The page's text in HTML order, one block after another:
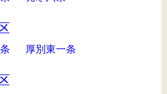
厚別東一条